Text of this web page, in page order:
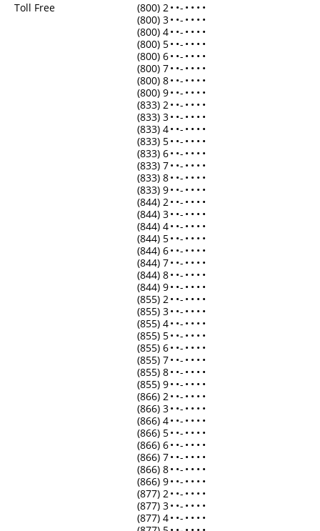
Toll Free
(800) 2• •- • • • •
(800) 3• •- • • • •
(800) 4• •- • • • •
(800) 5• •- • • • •
(800) 6• •- • • • •
(800) 7• •- • • • •
(800) 8• •- • • • •
(800) 9• •- • • • •
(833) 2• •- • • • •
(833) 3• •- • • • •
(833) 4• •- • • • •
(833) 5• •- • • • •
(833) 6• •- • • • •
(833) 7• •- • • • •
(833) 8• •- • • • •
(833) 9• •- • • • •
(844) 2• •- • • • •
(844) 3• •- • • • •
(844) 4• •- • • • •
(844) 5• •- • • • •
(844) 6• •- • • • •
(844) 7• •- • • • •
(844) 8• •- • • • •
(844) 9• •- • • • •
(855) 2• •- • • • •
(855) 3• •- • • • •
(855) 4• •- • • • •
(855) 5• •- • • • •
(855) 6• •- • • • •
(855) 7• •- • • • •
(855) 8• •- • • • •
(855) 9• •- • • • •
(866) 2• •- • • • •
(866) 3• •- • • • •
(866) 4• •- • • • •
(866) 5• •- • • • •
(866) 6• •- • • • •
(866) 7• •- • • • •
(866) 8• •- • • • •
(866) 9• •- • • • •
(877) 2• •- • • • •
(877) 3• •- • • • •
(877) 4• •- • • • •